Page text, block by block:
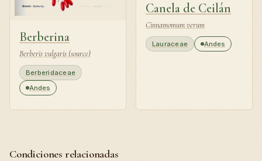
Berberina
Berberis vulgaris (source)
Berberidaceae
Andes
Canela de Ceilán
Cinnamomum verum
Lauraceae Andes
Condiciones relacionadas